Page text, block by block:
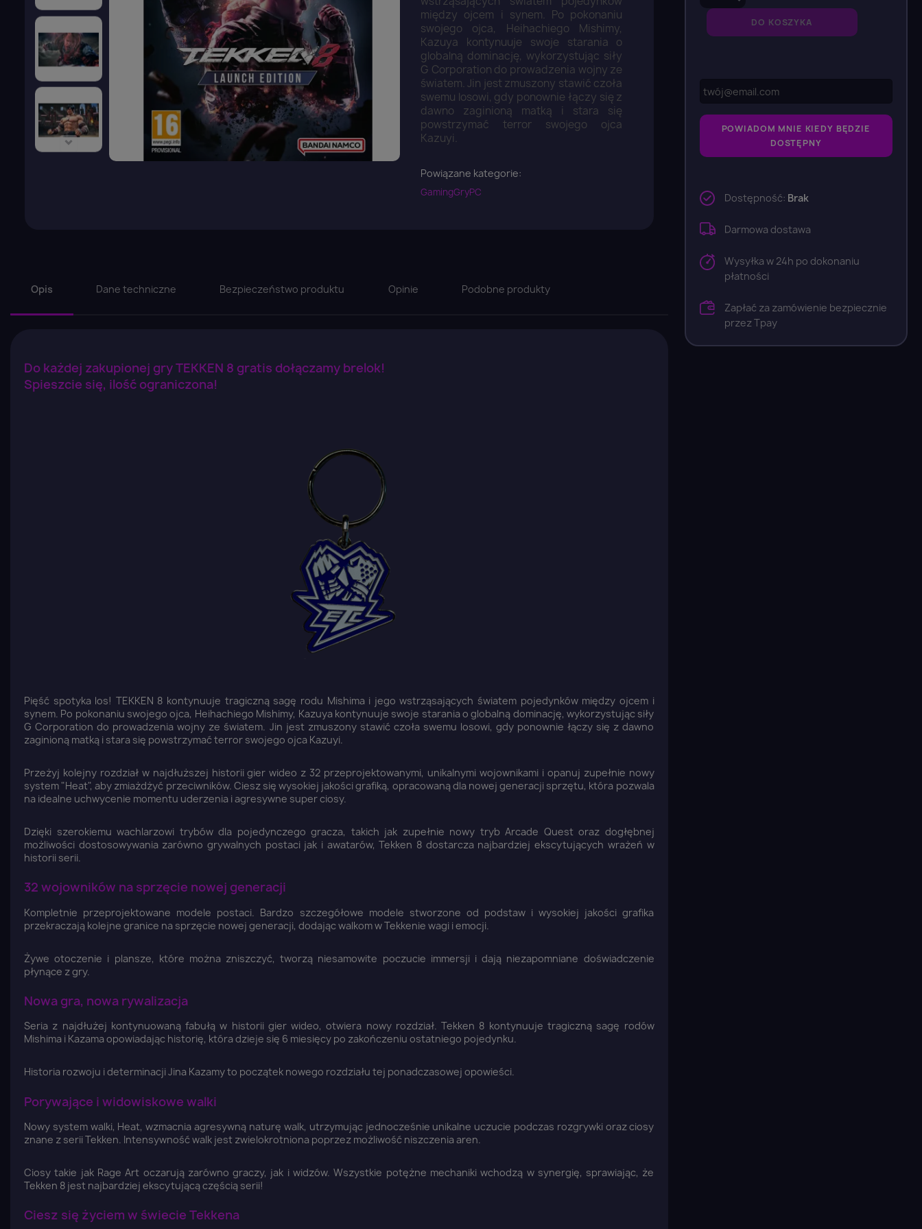
między ojcem i synem. Po pokonaniu
swojego ojca, Heihachiego Mishimy,
Kazuya kontynuuje swoje starania o
globalną dominację, wykorzystując siły
G Corporation do prowadzenia wojny ze
światem. Jin jest zmuszony stawić czoła
swemu losowi, gdy ponownie łączy się z
dawno zaginioną matką i stara się
powstrzymać terror swojego ojca
Kazuyi.
Powiązane kategorie:
GamingGryPC
Opis Dane techniczne Bezpieczeństwo produktu Opinie Podobne produkty
Do każdej zakupionej gry TEKKEN 8 gratis dołączamy brelok!
Spieszcie się, ilość ograniczona!
Pięść spotyka los! TEKKEN 8 kontynuuje tragiczną sagę rodu Mishima i jego wstrząsających światem pojedynków między ojcem i
synem. Po pokonaniu swojego ojca, Heihachiego Mishimy, Kazuya kontynuuje swoje starania o globalną dominację, wykorzystując siły
G Corporation do prowadzenia wojny ze światem. Jin jest zmuszony stawić czoła swemu losowi, gdy ponownie łączy się z dawno
zaginioną matką i stara się powstrzymać terror swojego ojca Kazuyi.
Przeżyj kolejny rozdział w najdłuższej historii gier wideo z 32 przeprojektowanymi, unikalnymi wojownikami i opanuj zupełnie nowy
system "Heat", aby zmiażdżyć przeciwników. Ciesz się wysokiej jakości grafiką, opracowaną dla nowej generacji sprzętu, która pozwala
na idealne uchwycenie momentu uderzenia i agresywne super ciosy.
Dzięki szerokiemu wachlarzowi trybów dla pojedynczego gracza, takich jak zupełnie nowy tryb Arcade Quest oraz dogłębnej
możliwości dostosowywania zarówno grywalnych postaci jak i awatarów, Tekken 8 dostarcza najbardziej ekscytujących wrażeń w
historii serii.
32 wojowników na sprzęcie nowej generacji
Kompletnie przeprojektowane modele postaci. Bardzo szczegółowe modele stworzone od podstaw i wysokiej jakości grafika
przekraczają kolejne granice na sprzęcie nowej generacji, dodając walkom w Tekkenie wagi i emocji.
Żywe otoczenie i plansze, które można zniszczyć, tworzą niesamowite poczucie immersji i dają niezapomniane doświadczenie
płynące z gry.
Nowa gra, nowa rywalizacja
Seria z najdłużej kontynuowaną fabułą w historii gier wideo, otwiera nowy rozdział. Tekken 8 kontynuuje tragiczną sagę rodów
Mishima i Kazama opowiadając historię, która dzieje się 6 miesięcy po zakończeniu ostatniego pojedynku.
Historia rozwoju i determinacji Jina Kazamy to początek nowego rozdziału tej ponadczasowej opowieści.
Porywające i widowiskowe walki
Nowy system walki, Heat, wzmacnia agresywną naturę walk, utrzymując jednocześnie unikalne uczucie podczas rozgrywki oraz ciosy
znane z serii Tekken. Intensywność walk jest zwielokrotniona poprzez możliwość niszczenia aren.
Ciosy takie jak Rage Art oczarują zarówno graczy, jak i widzów. Wszystkie potężne mechaniki wchodzą w synergię, sprawiając, że
Tekken 8 jest najbardziej ekscytującą częścią serii!
Ciesz się życiem w świecie Tekkena
DO KOSZYKA
POWIADOM MNIE KIEDY BĘDZIE
DOSTĘPNY
Dostępność: Brak
Darmowa dostawa
Wysyłka w 24h po dokonaniu
płatności
Zapłać za zamówienie bezpiecznie
przez Tpay
Zaloguj się ×